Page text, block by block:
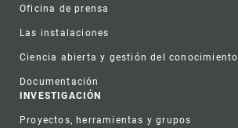
Oficina de prensa
Las instalaciones
Ciencia abierta y gestión del conocimiento
Documentación
INVESTIGACIÓN
Proyectos, herramientas y grupos